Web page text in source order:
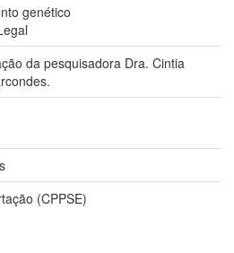
genético
da pesquisadora Dra. Cintia
(CPPSE)